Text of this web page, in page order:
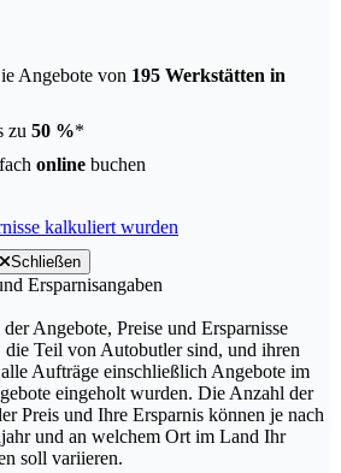
Angebote von 195 Werkstätten in
zu 50 %*
online buchen
kalkuliert wurden
Schließen
Ersparnisangaben
Angebote, Preise und Ersparnisse
die Teil von Autobutler sind, und ihren
Aufträge einschließlich Angebote im
eingeholt wurden. Die Anzahl der
Preis und Ihre Ersparnis können je nach
und an welchem Ort im Land Ihr
soll variieren.